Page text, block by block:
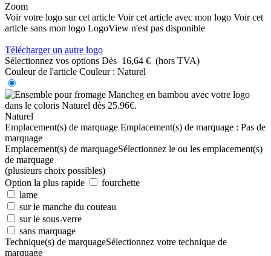
Zoom
Voir votre logo sur cet article Voir cet article avec mon logo Voir cet
article sans mon logo LogoView n'est pas disponible
Télécharger un autre logo
Sélectionnez vos options Dès 16,64 € (hors TVA)
Couleur de l'article Couleur : Naturel
Naturel
Emplacement(s) de marquage Emplacement(s) de marquage : Pas de
marquage
Emplacement(s) de marquageSélectionnez le ou les emplacement(s)
de marquage
(plusieurs choix possibles)
Option la plus rapide
fourchette
lame
sur le manche du couteau
sur le sous-verre
sans marquage
Technique(s) de marquageSélectionnez votre technique de
marquage